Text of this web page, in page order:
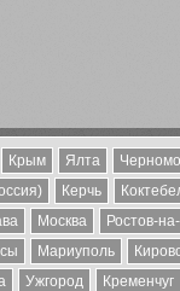
Крым Ялта
Керчь
Москва
Ростов-
Мариуполь
Ужгород
Кременчуг